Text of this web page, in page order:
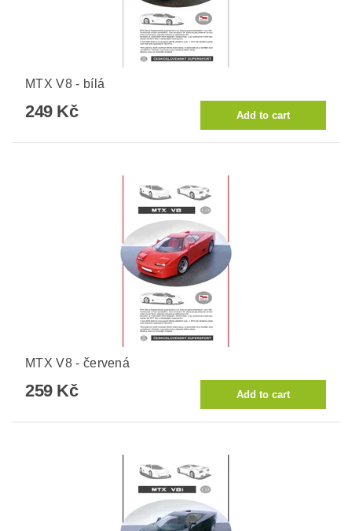
MTX V8 - bílá
249 Kč
MTX V8 - červená
259 Kč